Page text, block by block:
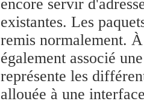
encore servir
existantes. Les
remis normalement.
également associé
représente les
allouée à une